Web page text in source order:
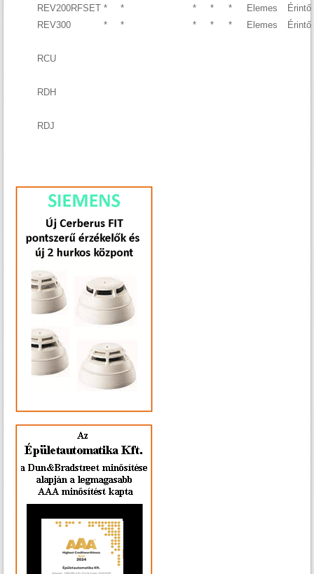
REV200RFSET * * * * * Elemes
REV300
* * * * * Elemes
RCU
RDH
RDJ